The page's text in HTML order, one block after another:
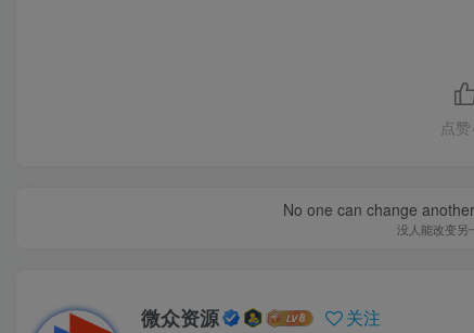
点赞
No one can change
没人能改变另
微众资源 关注